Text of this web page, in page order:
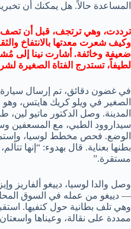
المساعدة حالاً. هل يمكنك أن
ترددت، وهي ترتجف، قبل أن تصف
وكيف شعرت معدتها بالانتفاخ
ضعيفة وخائفة. أشارت نينا إلى
لطيفاً، تستدرج الفتاة الصغيرة
في غضون دقائق، تم إرسال
الصغير في ويلو كريك هايتس،
المدينة. وصل الدكتور ماتيو
سيداروود الطبي، مع المسعفين
الوضع. فحص مخطط لوسيا،
بطنها بعناية. قال بهدوء: “إنها
مستقرة.”
وصل والدا لوسيا، دييغو ألفاريز
— دييغو من عمله في السوق
وهي تلف بطانية حول كتفيها.
ممددة على نقالة، وعيناها